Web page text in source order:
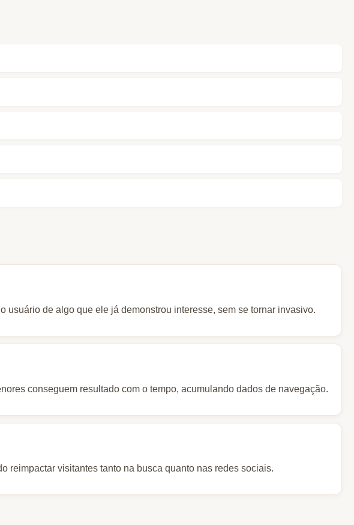
de algo que ele já demonstrou interesse, sem se tornar invasivo.
conseguem resultado com o tempo, acumulando dados de navegação.
reimpactar visitantes tanto na busca quanto nas redes sociais.